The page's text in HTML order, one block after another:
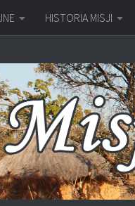
HISTORIA MISJI